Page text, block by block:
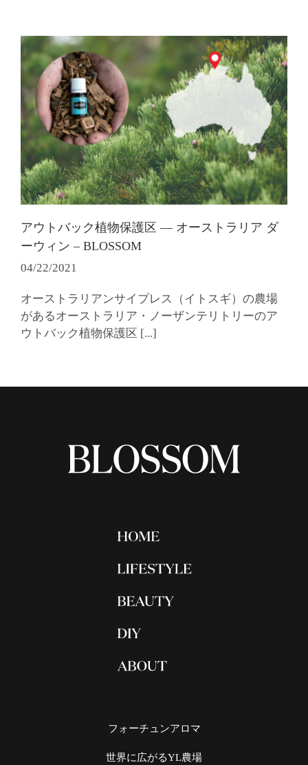
アウトバック植物保護区 ― オーストラリア ダ
ーウィン – BLOSSOM
04/22/2021
オーストラリアンサイプレス（イトスギ）の農場
があるオーストラリア・ノーザンテリトリーのア
ウトバック植物保護区 [...]
フォーチュンアロマ
世界に広がるYL農場